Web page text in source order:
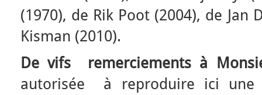
(1970), de Rik Poot (2004), de Jan
Kisman (2010).
De vifs remerciements à
autorisée à reproduire ici